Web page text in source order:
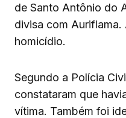
de Santo Antônio do
divisa com Auriflama.
homicídio.
Segundo a Polícia
constataram que
vítima. Também foi